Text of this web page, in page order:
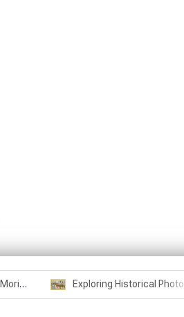
Seznam studentů Moriheie Ueshiby